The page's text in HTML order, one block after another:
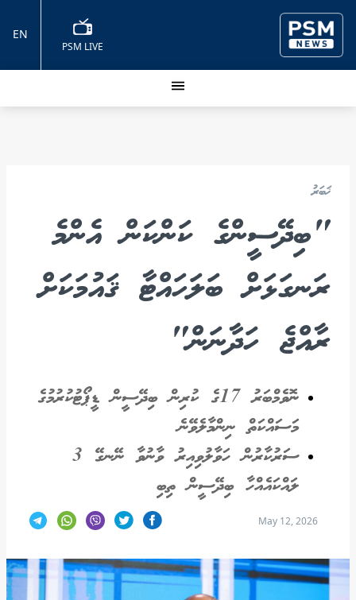
PSM LIVE
EN
ޚަބަރު
"ބިދޭސީންގެ ކަންކަން އެންމެ
ރަނގަޅަށް ބަލަހައްޓާ ޤައުމަކަށް
ރާއްޖެ ހަދާނަން"
ނޮވެމްބަރު 17ގެ ކުރިން ބިދޭސީން ޑީޕޯޓުކުރުމުގެ
މަސައްކަތް ނިންމާލެވޭނެ
ސަރުކާރުން ހަވާލުވިއިރު ވާނުވާ ނޭނގޭ 3
ލައްކައެއްހާ ބިދޭސީން ތިބި
May 12, 2026